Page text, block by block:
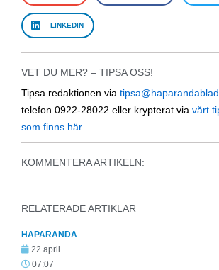
LINKEDIN
VET DU MER? – TIPSA OSS!
Tipsa redaktionen via
telefon 0922-28022 eller krypterat via vårt
som finns här.
KOMMENTERA ARTIKELN:
RELATERADE ARTIKLAR
HAPARANDA
22 april
07:07